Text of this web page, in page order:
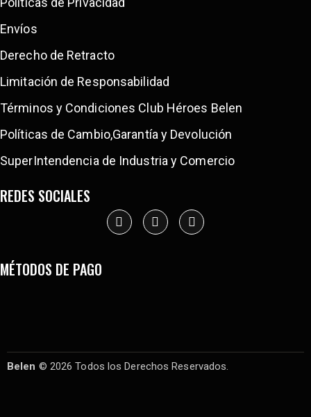
Envíos
Derecho de Retracto
Limitación de Responsabilidad
Términos y Condiciones Club Héroes Belen
Políticas de Cambio,Garantía y Devolución
SuperIntendencia de Industria y Comercio
REDES SOCIALES
MÉTODOS DE PAGO
Belen © 2026 Todos los Derechos Reservados.